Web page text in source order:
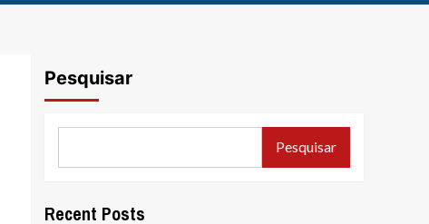
Pesquisar
Pesquisar
Recent Posts